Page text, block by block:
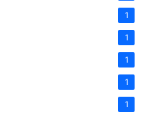
1
1
1
1
1